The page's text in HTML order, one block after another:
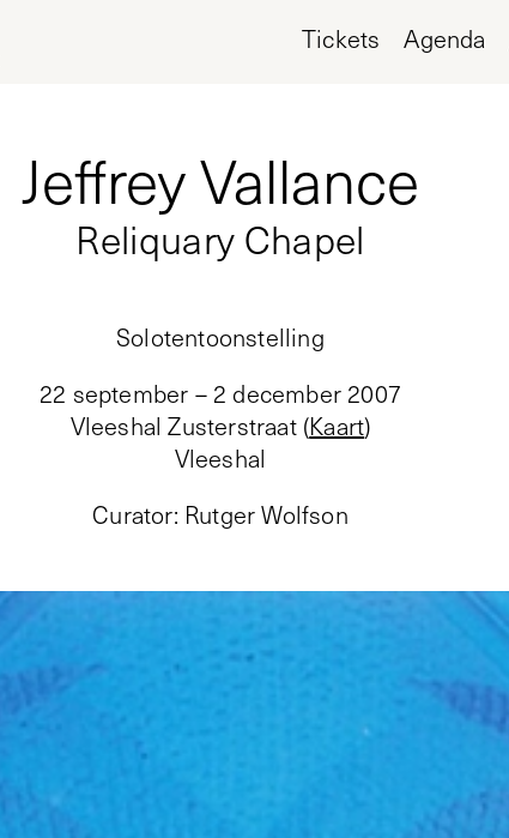
Tickets Agenda
Reliquary Chapel
Jeffrey Vallance
Solotentoonstelling
22 september – 2 december 2007
Vleeshal Zusterstraat (Kaart)
Vleeshal
Curator: Rutger Wolfson